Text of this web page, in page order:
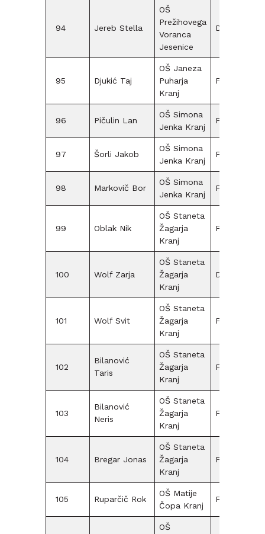
94 Jereb Stella
OŠ
Prežihovega
Voranca
Jesenice
D09
95 Djukić Taj
OŠ Janeza
Puharja
Kranj
F15
96 Pičulin Lan
OŠ Simona
Jenka Kranj
F15
97 Šorli Jakob
OŠ Simona
Jenka Kranj
F15
98 Markovič Bor
OŠ Simona
Jenka Kranj
F15
99 Oblak Nik
OŠ Staneta
Žagarja
Kranj
F09
100 Wolf Zarja
OŠ Staneta
Žagarja
Kranj
D09
101 Wolf Svit
OŠ Staneta
Žagarja
Kranj
F09
102
Bilanović
Taris
OŠ Staneta
Žagarja
Kranj
F12
103
Bilanović
Neris
OŠ Staneta
Žagarja
Kranj
F12
104 Bregar Jonas
OŠ Staneta
Žagarja
Kranj
F15
105 Ruparčič Rok
OŠ Matije
Čopa Kranj
F12
OŠ